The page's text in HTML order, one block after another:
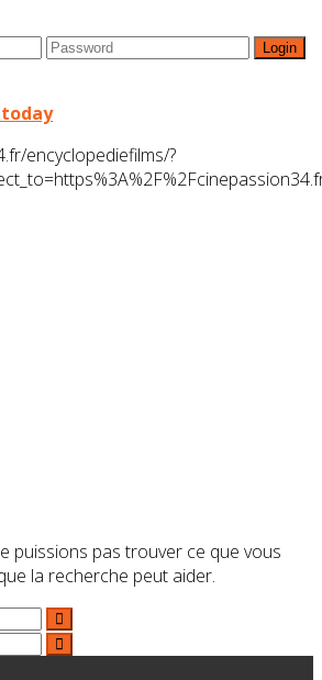
today
encyclopediefilms/?
puissions pas trouver ce que vous
la recherche peut aider.